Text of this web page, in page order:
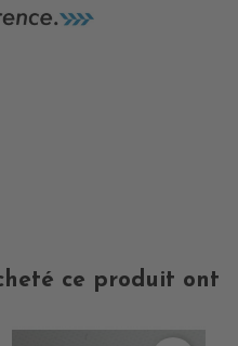
ce produit ont